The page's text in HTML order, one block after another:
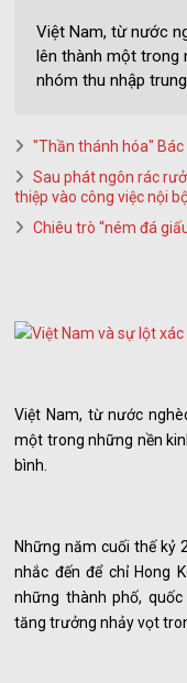
Việt Nam, từ nước
lên thành một trong
nhóm thu nhập
"Thần thánh hóa" Bác
Sau phát ngôn rác
thiệp vào công việc nội
Chiêu trò “ném đá
Việt Nam, từ nước
một trong những nền
bình.
Những năm cuối thế kỷ
nhắc đến để chỉ Hong
những thành phố,
tăng trưởng nhảy vọt